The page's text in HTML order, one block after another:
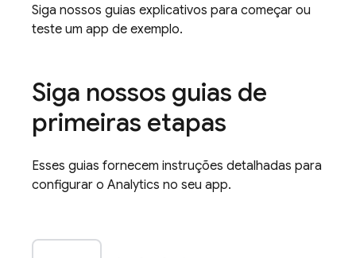
Siga nossos guias explicativos para começar ou
teste um app de exemplo.
Siga nossos guias de
primeiras etapas
Esses guias fornecem instruções detalhadas para
configurar o Analytics no seu app.